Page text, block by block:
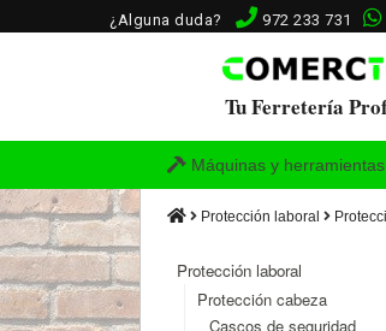
¿Alguna duda? 972 233 731
Tu Ferretería
Máquinas y herramientas
Protección laboral
Protección laboral
Protección cabeza
Cascos de seguridad